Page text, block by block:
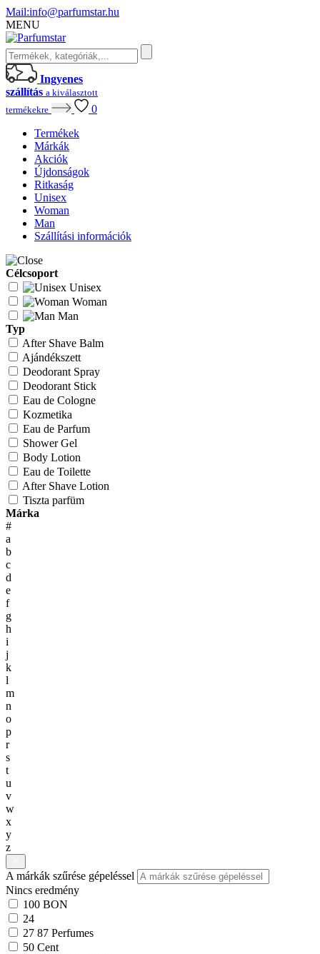
Mail:info@parfumstar.hu
MENU
Ingyenes
szállítás a kiválasztott
termékekre
0
Termékek
Márkák
Akciók
Újdonságok
Ritkaság
Unisex
Woman
Man
Szállítási információk
Célcsoport
Unisex
Woman
Man
Typ
After Shave Balm
Ajándékszett
Deodorant Spray
Deodorant Stick
Eau de Cologne
Kozmetika
Eau de Parfum
Shower Gel
Body Lotion
Eau de Toilette
After Shave Lotion
Tiszta parfüm
Márka
#
a
b
c
d
e
f
g
h
i
j
k
l
m
n
o
p
r
s
t
u
v
w
x
y
z
A márkák szűrése gépeléssel
Nincs eredmény
100 BON
24
27 87 Perfumes
50 Cent